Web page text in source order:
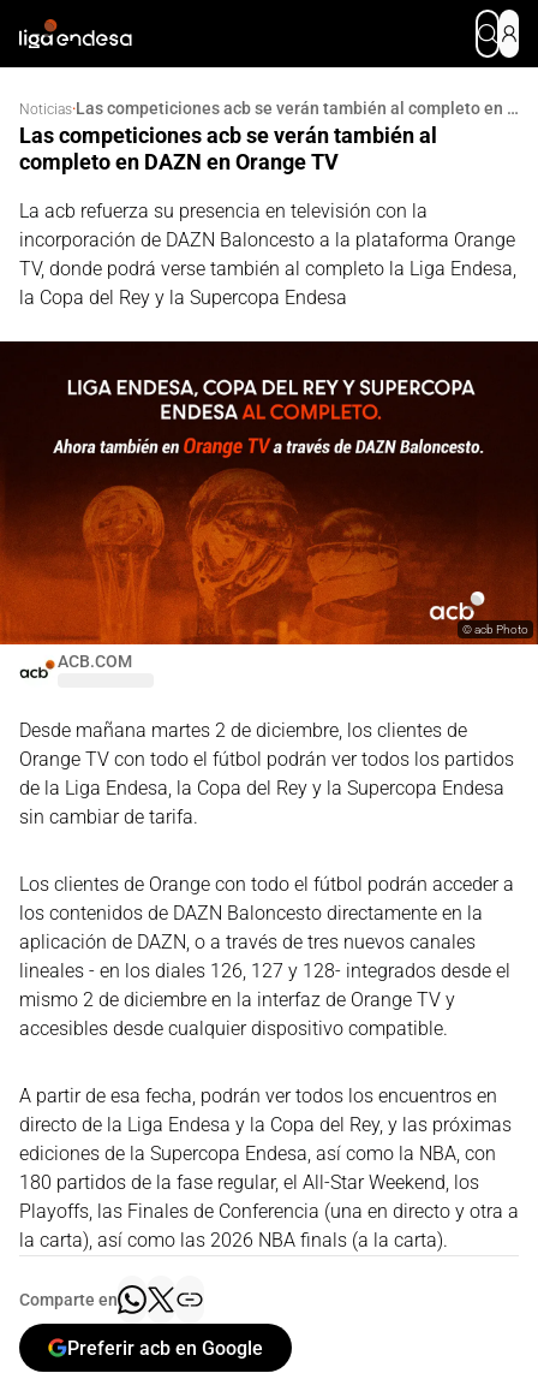
Noticias· Las competiciones acb se verán también al completo en DAZN en Orange TV
Las competiciones acb se verán también al
completo en DAZN en Orange TV
La acb refuerza su presencia en televisión con la
incorporación de DAZN Baloncesto a la plataforma Orange
TV, donde podrá verse también al completo la Liga Endesa,
la Copa del Rey y la Supercopa Endesa
ACB.COM
©acb Photo
Desde mañana martes 2 de diciembre, los clientes de
Orange TV con todo el fútbol podrán ver todos los partidos
de la Liga Endesa, la Copa del Rey y la Supercopa Endesa
sin cambiar de tarifa.
Los clientes de Orange con todo el fútbol podrán acceder a
los contenidos de DAZN Baloncesto directamente en la
aplicación de DAZN, o a través de tres nuevos canales
lineales - en los diales 126, 127 y 128- integrados desde el
mismo 2 de diciembre en la interfaz de Orange TV y
accesibles desde cualquier dispositivo compatible.
A partir de esa fecha, podrán ver todos los encuentros en
directo de la Liga Endesa y la Copa del Rey, y las próximas
ediciones de la Supercopa Endesa, así como la NBA, con
180 partidos de la fase regular, el All-Star Weekend, los
Playoffs, las Finales de Conferencia (una en directo y otra a
la carta), así como las 2026 NBA finals (a la carta).
Comparte en
Preferir acb en Google